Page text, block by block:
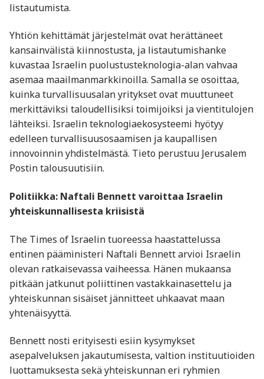
listautumista.
Yhtiön kehittämät järjestelmät ovat herättäneet
kansainvälistä kiinnostusta, ja listautumishanke
kuvastaa Israelin puolustusteknologia-alan vahvaa
asemaa maailmanmarkkinoilla. Samalla se osoittaa,
kuinka turvallisuusalan yritykset ovat muuttuneet
merkittäviksi taloudellisiksi toimijoiksi ja vientitulojen
lähteiksi. Israelin teknologiaekosysteemi hyötyy
edelleen turvallisuusosaamisen ja kaupallisen
innovoinnin yhdistelmästä. Tieto perustuu Jerusalem
Postin talousuutisiin.
Politiikka: Naftali Bennett varoittaa Israelin
yhteiskunnallisesta kriisistä
The Times of Israelin tuoreessa haastattelussa
entinen pääministeri Naftali Bennett arvioi Israelin
olevan ratkaisevassa vaiheessa. Hänen mukaansa
pitkään jatkunut poliittinen vastakkainasettelu ja
yhteiskunnan sisäiset jännitteet uhkaavat maan
yhtenäisyyttä.
Bennett nosti erityisesti esiin kysymykset
asepalveluksen jakautumisesta, valtion instituutioiden
luottamuksesta sekä yhteiskunnan eri ryhmien